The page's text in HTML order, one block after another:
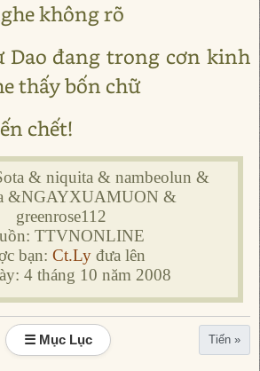
không rõ
Dao đang trong cơn kinh
thấy bốn chữ
chết!
& niquita & nambeolun &
&NGAYXUAMUON &
greenrose112
TTVNONLINE
bạn: Ct.Ly đưa lên
4 tháng 10 năm 2008
☰ Mục Lục Tiến »